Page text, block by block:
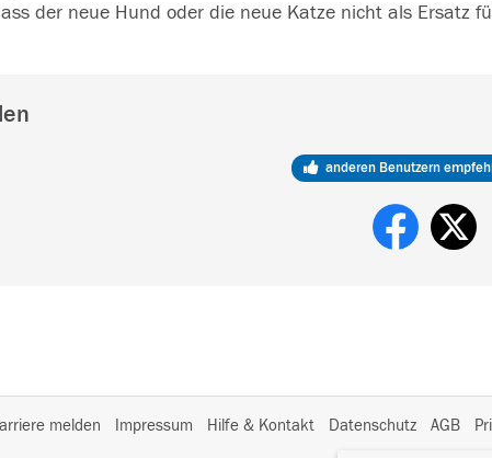
der neue Hund oder die neue Katze nicht als Ersatz
anderen Benutzern
melden Impressum Hilfe & Kontakt Datenschutz AGB